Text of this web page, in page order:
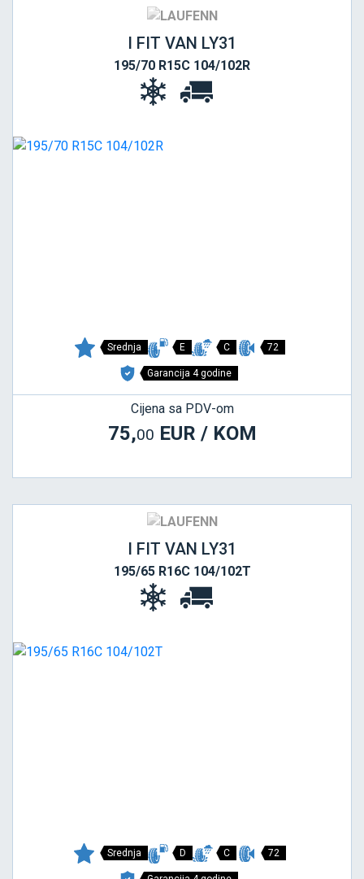
I FIT VAN LY31
195/70 R15C 104/102R
Srednja E C 72
Garancija 4 godine
Cijena sa PDV-om
75,00 EUR / KOM
I FIT VAN LY31
195/65 R16C 104/102T
Srednja D C 72